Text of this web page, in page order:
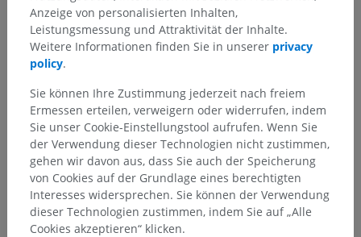
Byrne, J.H. and Dafny, N. ‘Chapter 2: Anatomy of the Spinal Cord.
[Content reviewed and revised 07 Oct 2020].In Neuroanatomy Online,
an open-access electronic laboratory for the neurosciences. McGovern
Medical School at UTHealth
; Accessed 2022 Oct 22. Available from:
https://nba.uth.tmc.edu/neuroscience/m/s2/chapter03.html
Brown, A.G. (1982). Review article the dorsal horn of the spinal cord.
Quarterly Journal of Experimental Physiology: Translation and
Integration, 67(2), pp.193-212.
https://doi.org/10.1113/expphysiol.1982.sp002630
Ganapathy, M.K., Reddy, V. and Tadi, P. Neuroanatomy, Spinal Cord
Morphology. [Updated 2021 Oct 30].In: StatPearls [Internet].Treasure
Island (FL): StatPearls Publishing; 2022 Jan-. Available from:
https://www.ncbi.nlm.nih.gov/books/NBK545206/
Anzeige von personalisierten Inhalten,
Leistungsmessung und Attraktivität der Inhalte.
Weitere Informationen finden Sie in unserer privacy
policy.
Sie können Ihre Zustimmung jederzeit nach freiem
Ermessen erteilen, verweigern oder widerrufen, indem
Sie unser Cookie-Einstellungstool aufrufen. Wenn Sie
der Verwendung dieser Technologien nicht zustimmen,
gehen wir davon aus, dass Sie auch der Speicherung
von Cookies auf der Grundlage eines berechtigten
Interesses widersprechen. Sie können der Verwendung
dieser Technologien zustimmen, indem Sie auf „Alle
Cookies akzeptieren“ klicken.